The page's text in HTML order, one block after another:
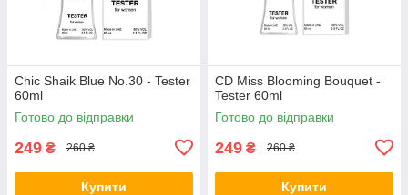
Chic Shaik Blue No.30 - Tester
60ml
Готово до відправки
249 ₴ 260 ₴
Купити
CD Miss Blooming Bouquet -
Tester 60ml
Готово до відправки
249 ₴ 260 ₴
Купити